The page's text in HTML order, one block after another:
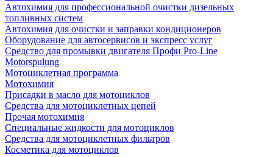
Автохимия для профессиональной очистки дизельных
топливных систем
Автохимия для очистки и заправки кондиционеров
Оборудование для автосервисов и экспресс услуг
Средство для промывки двигателя Профи Pro-Line
Motorspulung
Мотоциклетная программа
Мотохимия
Присадки в масло для мотоциклов
Средства для мотоциклетных цепей
Прочая мотохимия
Специальные жидкости для мотоциклов
Средства для мотоциклетных фильтров
Косметика для мотоциклов